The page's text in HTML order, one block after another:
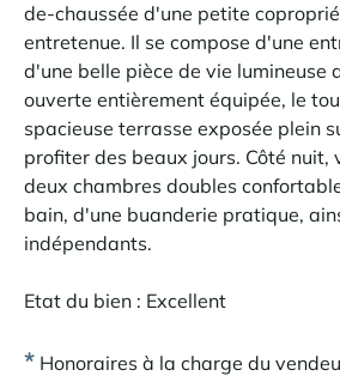
de-chaussée d'une petite
entretenue. Il se compose d'une
d'une belle pièce de vie lumineuse
ouverte entièrement équipée, le
spacieuse terrasse exposée plein
profiter des beaux jours. Côté nuit,
deux chambres doubles
bain, d'une buanderie pratique,
indépendants.
Etat du bien : Excellent
* Honoraires à la charge du